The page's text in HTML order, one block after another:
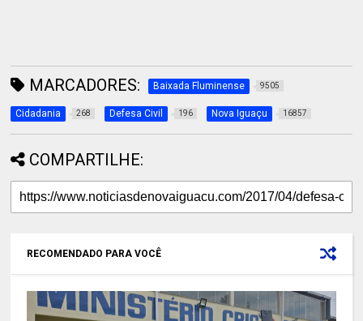
MARCADORES: Baixada Fluminense 9505
Cidadania 268 Defesa Civil 196 Nova Iguaçu 16857
COMPARTILHE:
RECOMENDADO PARA VOCÊ